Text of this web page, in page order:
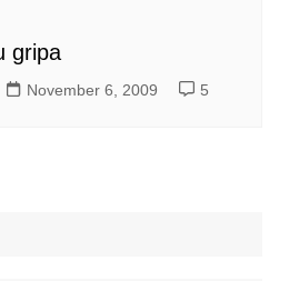
gripa
November 6, 2009 5